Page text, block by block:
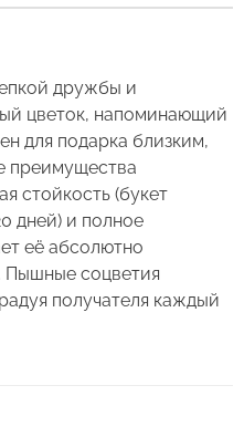
дружбы и
цветок, напоминающий
для подарка близким,
преимущества
стойкость (букет
дней) и полное
её абсолютно
Пышные соцветия
получателя каждый
правил, чтобы цветы
сохраняли
цветами: